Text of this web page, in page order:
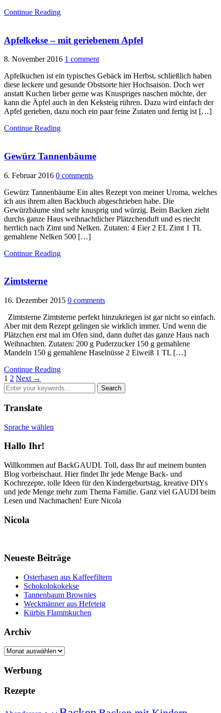
Continue Reading
Apfelkekse – mit geriebenem Apfel
8. November 2016 1 comment
Apfelkuchen ist ein typisches Gebäck im Herbst, schließlich haben
diese leckere und gesunde Obstsorte hier Hochsaison. Doch wer
anstatt Kuchen lieber gerne was Knuspriges naschen möchte, der
kann die Äpfel auch in den Keksteig rühren. Dazu wird einfach der
Apfel gerieben, dazu noch ein paar feine Zutaten und fertig ist […]
Continue Reading
Gewürz Tannenbäume
6. Februar 2016 0 comments
Gewürz Tannenbäume Ein altes Rezept von meiner Uroma, welches
ich aus ihrem alten Backbuch abgeschrieben habe. Die
Gewürzbäume sind sehr knusprig und würzig. Beim Backen zieht
durchs ganze Haus weihnachtlicher Plätzchenduft und es riecht
herrlich nach Zimt und Nelken. Zutaten: 4 Eier 2 EL Zimt 1 TL
gemahlene Nelken 500 […]
Continue Reading
Zimtsterne
16. Dezember 2015 0 comments
Zimtsterne Zimtsterne perfekt hinzukriegen ist gar nicht so einfach.
Aber mit dem Rezept gelingen sie wirklich immer. Und wenn die
Plätzchen erst mal im Ofen sind, dann duftet das ganze Haus nach
Weihnachten. Zutaten: 200 g Puderzucker 150 g gemahlene
Mandeln 150 g gemahlene Haselnüsse 2 Eiweiß 1 TL […]
Continue Reading
1 2 Next →
Translate
Sprache wählen
Hallo Ihr!
Willkommen auf BackGAUDI. Toll, dass Ihr auf meinem bunten
Blog vorbeischaut. Hier findet Ihr jede Menge Back- und
Kochrezepte, tolle Ideen für den Kindergeburtstag, kreative DIYs
und jede Menge mehr zum Thema Familie. Ganz viel GAUDI beim
Lesen und Nachmachen! Eure Nicola
Nicola
Neueste Beiträge
Osterhasen aus Kaffeefiltern
Schokolokokekse
Tannenbaum Brownies
Weckmänner aus Hefeteig
Kürbis Flammkuchen
Archiv
Archiv
Werbung
Rezepte